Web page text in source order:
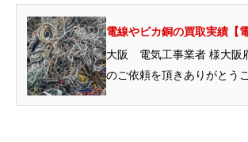
電線やピカ銅の買取実績【
阪エリア】
大阪 電気工事業者 様大阪
のご依頼を頂きありがとう